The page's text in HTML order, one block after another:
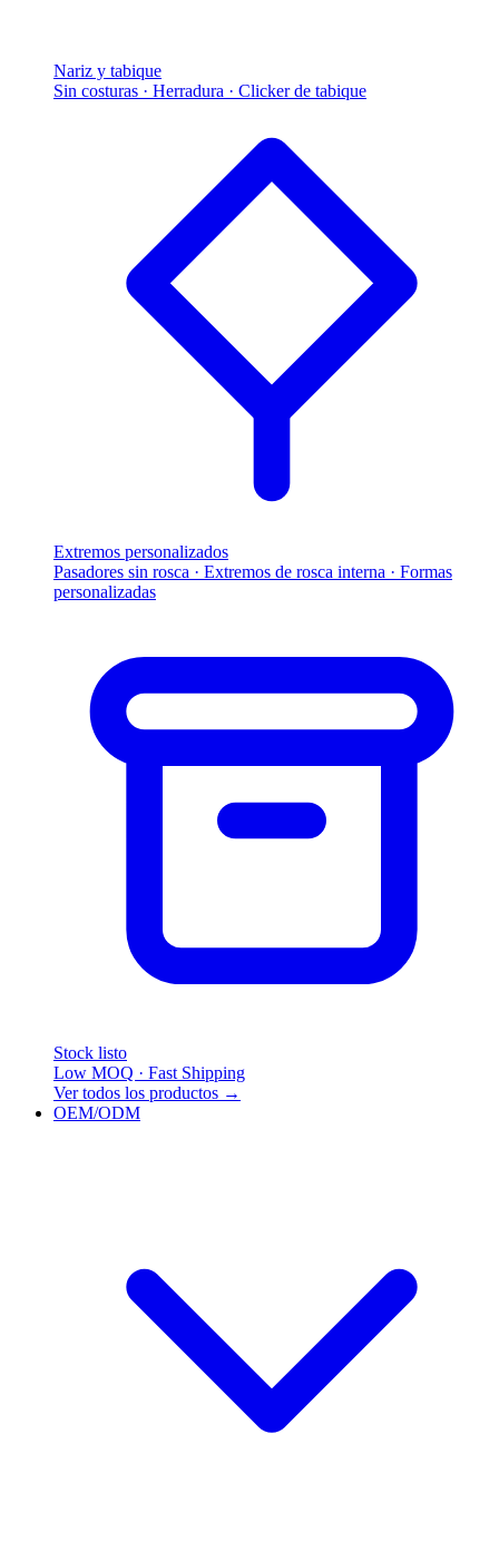
Nariz y tabique
Sin costuras · Herradura · Clicker de tabique
Extremos personalizados
Pasadores sin rosca · Extremos de rosca interna · Formas
personalizadas
Stock listo
Low MOQ · Fast Shipping
Ver todos los productos →
OEM/ODM